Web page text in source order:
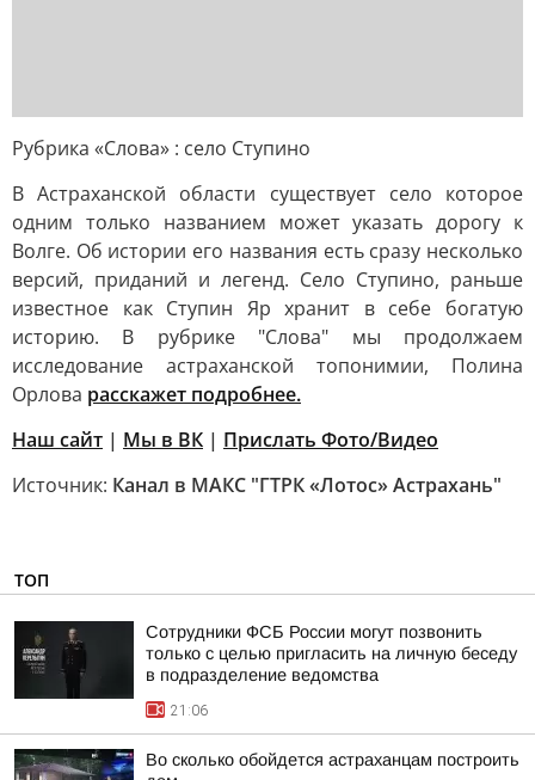
Рубрика «Слова» : село Ступино
В Астраханской области существует село которое
одним только названием может указать дорогу к
Волге. Об истории его названия есть сразу несколько
версий, приданий и легенд. Село Ступино, раньше
известное как Ступин Яр хранит в себе богатую
историю. В рубрике "Слова" мы продолжаем
исследование астраханской топонимии, Полина
Орлова расскажет подробнее.
Наш сайт | Мы в ВК | Прислать Фото/Видео
Источник: Канал в МАКС "ГТРК «Лотос» Астрахань"
ТОП
Сотрудники ФСБ России могут позвонить
только с целью пригласить на личную беседу
в подразделение ведомства
21:06
Во сколько обойдется астраханцам построить